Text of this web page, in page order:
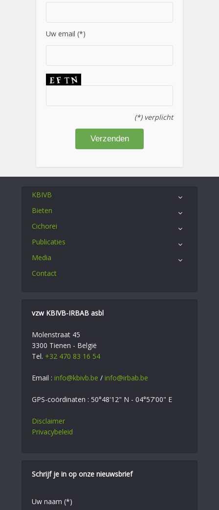
Uw email (*)
(*) verplicht
KBIVB
Bieten
Cichorei
Publicaties
Media
Contact
vzw KBIVB-IRBAB asbl
Molenstraat 45
3300 Tienen - België
Tel. +32 470 83 16 54
Email : info@kbivb.be / info@irbab.be
GPS-coördinaten : 50°48'12" N - 04°57'00" E
Disclaimer
Privacybeleid
Schrijf je in op onze nieuwsbrief
Uw naam (*)